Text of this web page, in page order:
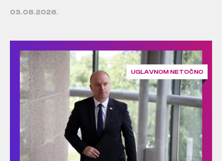
03.08.2026.
UGLAVNOM NETOČNO